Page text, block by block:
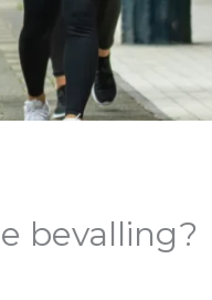
bevalling?